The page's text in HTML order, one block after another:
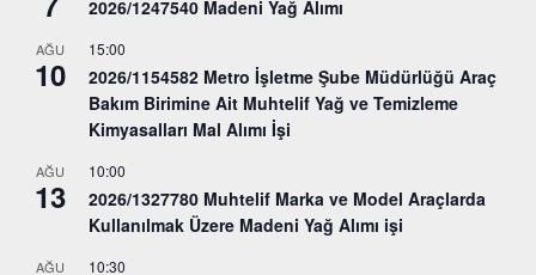
2026/1247540 Madeni Yağ Alımı
AĞU
10
15:00
2026/1154582 Metro İşletme Şube Müdürlüğü Araç
Bakım Birimine Ait Muhtelif Yağ ve Temizleme
Kimyasalları Mal Alımı İşi
AĞU
13
10:00
2026/1327780 Muhtelif Marka ve Model Araçlarda
Kullanılmak Üzere Madeni Yağ Alımı işi
AĞU 10:30